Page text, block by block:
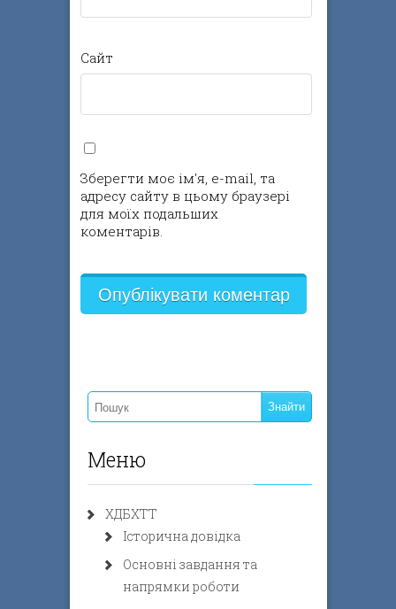
Сайт
Зберегти моє ім'я, e-mail, та
адресу сайту в цьому браузері
для моїх подальших
коментарів.
Меню
ХДБХТТ
Історична довідка
Основні завдання та
напрямки роботи